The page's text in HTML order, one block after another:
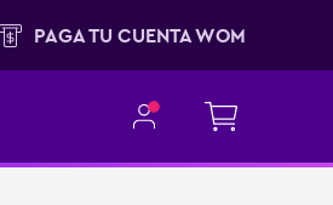
PAGA TU CUENTA WOM